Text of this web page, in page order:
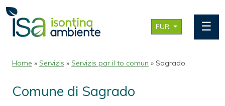
FUR ☰
Home » Servizis » Servizis par il to comun » Sagrado
Comune di Sagrado